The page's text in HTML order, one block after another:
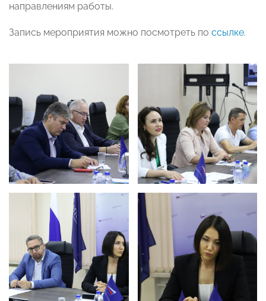
направлениям работы.
Запись мероприятия можно посмотреть по ссылке.